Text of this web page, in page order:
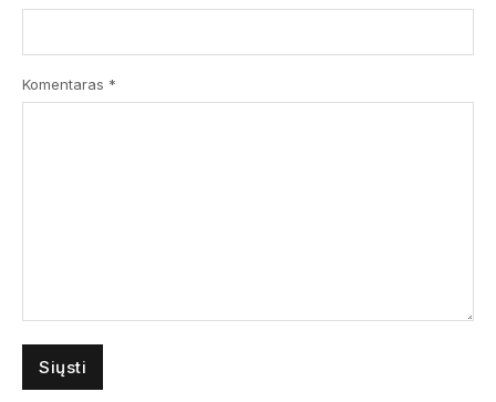
Komentaras *
privatumoirslapukų politika